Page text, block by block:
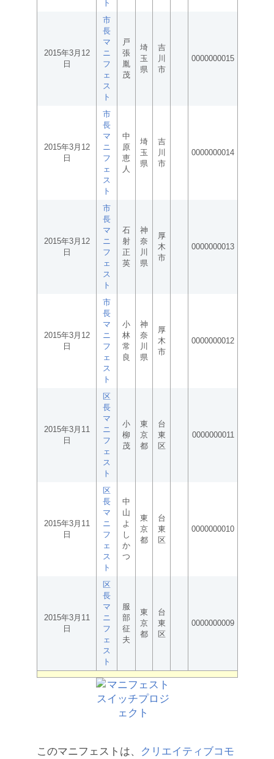
ト
2015年3月12
日
市
長
マ
ニ
フ
ェ
ス
ト
戸
張
胤
茂
埼
玉
県
吉
川
市
0000000015
2015年3月12
日
市
長
マ
ニ
フ
ェ
ス
ト
中
原
恵
人
埼
玉
県
吉
川
市
0000000014
2015年3月12
日
市
長
マ
ニ
フ
ェ
ス
ト
石
射
正
英
神
奈
川
県
厚
木
市
0000000013
2015年3月12
日
市
長
マ
ニ
フ
ェ
ス
ト
小
林
常
良
神
奈
川
県
厚
木
市
0000000012
2015年3月11
日
区
長
マ
ニ
フ
ェ
ス
ト
小
柳
茂
東
京
都
台
東
区
0000000011
2015年3月11
日
区
長
マ
ニ
フ
ェ
ス
ト
中
山
よ
し
か
つ
東
京
都
台
東
区
0000000010
2015年3月11
日
区
長
マ
ニ
フ
ェ
ス
ト
服
部
征
夫
東
京
都
台
東
区
0000000009
このマニフェストは、
クリエイティブコモ